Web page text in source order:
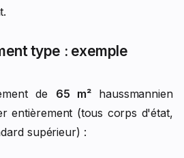
type : exemple
de 65 m²haussmannien
entièrement (tous corps d'état,
supérieur) :